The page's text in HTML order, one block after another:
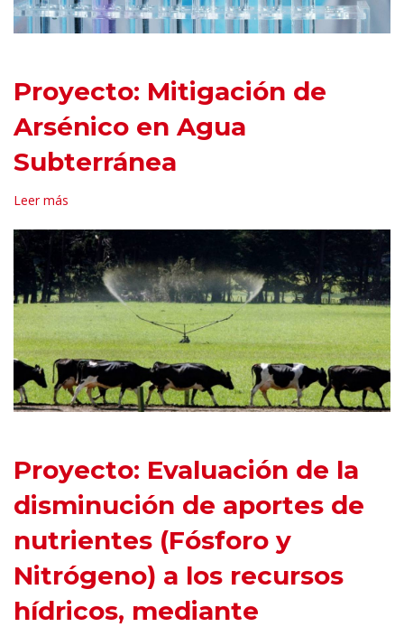
Proyecto: Mitigación de
Arsénico en Agua
Subterránea
Leer más
Proyecto: Evaluación de la
disminución de aportes de
nutrientes (Fósforo y
Nitrógeno) a los recursos
hídricos, mediante